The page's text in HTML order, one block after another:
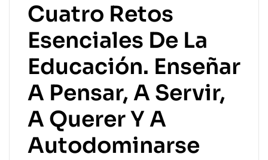
Cuatro Retos
Esenciales De La
Educación. Enseñar
A Pensar, A Servir,
A Querer Y A
Autodominarse